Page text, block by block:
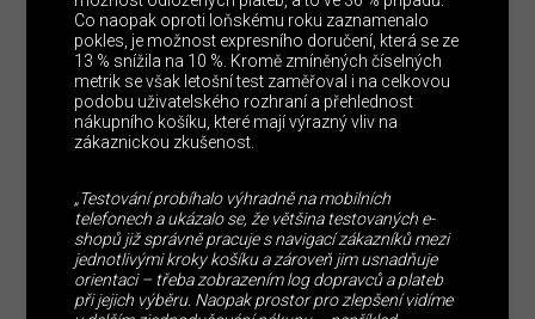
Co naopak oproti loňskému roku zaznamenalo
pokles, je možnost expresního doručení, která se ze
13 % snížila na 10 %. Kromě zmíněných číselných
metrik se však letošní test zaměřoval i na celkovou
podobu uživatelského rozhraní a přehlednost
nákupního košíku, které mají výrazný vliv na
zákaznickou zkušenost.
„Testování probíhalo výhradně na mobilních
telefonech a ukázalo se, že většina testovaných e-
shopů již správně pracuje s navigací zákazníků mezi
jednotlivými kroky košíku a zároveň jim usnadňuje
orientaci – třeba zobrazením log dopravců a plateb
při jejich výběru. Naopak prostor pro zlepšení vidíme